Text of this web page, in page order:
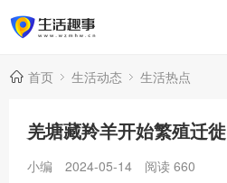
首页 生活动态 生活热点
羌塘藏羚羊开始繁殖迁徙
小编 2024-05-14 阅读 660